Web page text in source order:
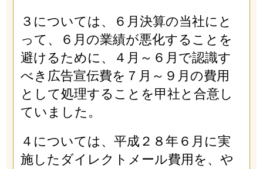
３については、６月決算の当社にと
って、６月の業績が悪化することを
避けるために、４月～６月で認識す
べき広告宣伝費を７月～９月の費用
として処理することを甲社と合意し
ていました。
４については、平成２８年６月に実
施したダイレクトメール費用を、や